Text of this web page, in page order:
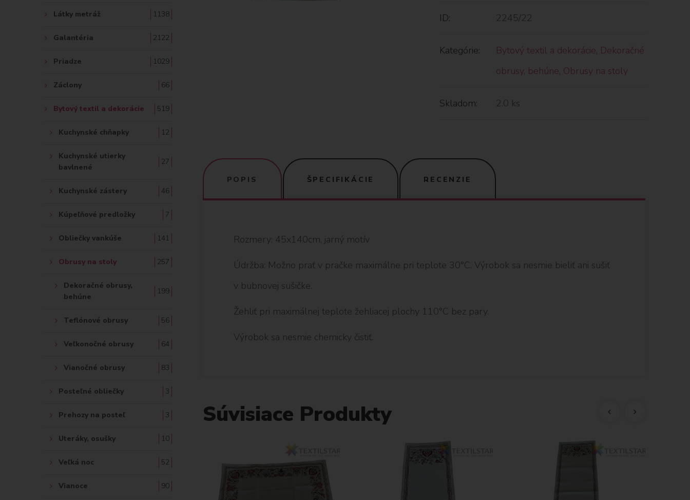
ID: 2245/22
Kategórie: Bytový textil a dekorácie, Dekoračné
obrusy, behúne, Obrusy na stoly
Skladom: 2.0 ks
POPIS ŠPECIFIKÁCIE RECENZIE
Rozmery: 45x140cm, jarný motív
Údržba: Možno prať v pračke maximálne pri teplote 30°C. Výrobok sa nesmie bieliť ani sušiť
v bubnovej sušičke.
Žehliť pri maximálnej teplote žehliacej plochy 110°C bez pary.
Výrobok sa nesmie chemicky čistiť.
Súvisiace Produkty
:
Látky metráž 1138
Galantéria 2122
Priadze 1029
Záclony 66
Bytový textil a dekorácie 519
Kuchynské chňapky 12
Kuchynské utierky
bavlnené
27
Kuchynské zástery 46
Kúpeľňové predložky 7
Obliečky vankúše 141
Obrusy na stoly 257
Dekoračné obrusy,
behúne
199
Teflónové obrusy 56
Veľkonočné obrusy 64
Vianočné obrusy 83
Posteľné obliečky 3
Prehozy na posteľ 3
Uteráky, osušky 10
Veľká noc 52
Vianoce 90